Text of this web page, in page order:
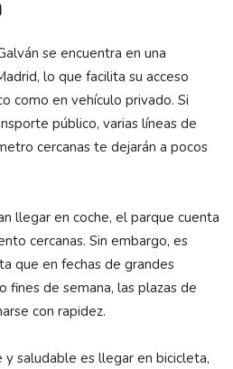
se encuentra en una
lo que facilita su acceso
como en vehículo privado. Si
público, varias líneas de
cercanas te dejarán a pocos
llegar en coche, el parque cuenta
cercanas. Sin embargo, es
que en fechas de grandes
fines de semana, las plazas de
con rapidez.
saludable es llegar en bicicleta,